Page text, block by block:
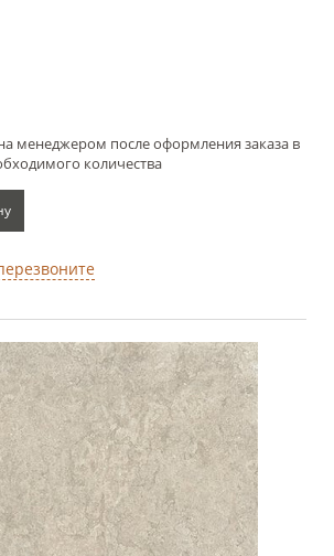
менеджером после оформления заказа в
количества